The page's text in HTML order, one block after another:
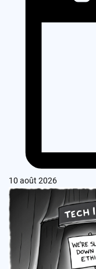
10 août 2026